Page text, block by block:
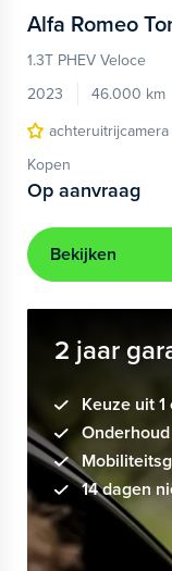
Alfa Romeo
1.3T PHEV Veloce
2023
46.000 km
achteruitrijcamera
Kopen
Op aanvraag
Bekijken
2 jaar
Keuze uit
14 dagen